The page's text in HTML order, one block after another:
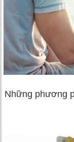
Những phương